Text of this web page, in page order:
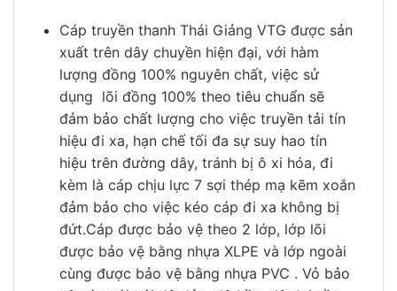
Cáp truyền thanh Thái Giảng VTG được sản
xuất trên dây chuyền hiện đại, với hàm
lượng đồng 100% nguyên chất, việc sử
dụng lõi đồng 100% theo tiêu chuẩn sẽ
đảm bảo chất lượng cho việc truyền tải tín
hiệu đi xa, hạn chế tối đa sự suy hao tín
hiệu trên đường dây, tránh bị ô xi hóa, đi
kèm là cáp chịu lực 7 sợi thép mạ kẽm xoắn
đảm bảo cho việc kéo cáp đi xa không bị
đứt.Cáp được bảo vệ theo 2 lớp, lớp lõi
được bảo vệ bằng nhựa XLPE và lớp ngoài
cùng được bảo vệ bằng nhựa PVC . Vỏ bảo